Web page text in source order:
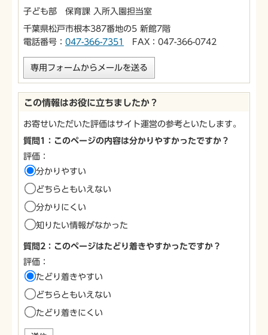
子ども部 保育課 入所入園担当室
千葉県松戸市根本387番地の5 新館7階
電話番号： 047-366-7351 FAX：047-366-0742
専用フォームからメールを送る
この情報はお役に立ちましたか？
お寄せいただいた評価はサイト運営の参考といたします。
質問1：このページの内容は分かりやすかったですか？
評価：
分かりやすい
どちらともいえない
分かりにくい
知りたい情報がなかった
質問2：このページはたどり着きやすかったですか？
評価：
たどり着きやすい
どちらともいえない
たどり着きにくい